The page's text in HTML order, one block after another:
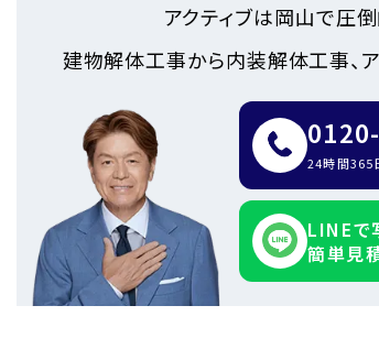
アクティブは岡山で圧
建物解体工事から内装解体工事、
24時間365
LINEで
簡単見